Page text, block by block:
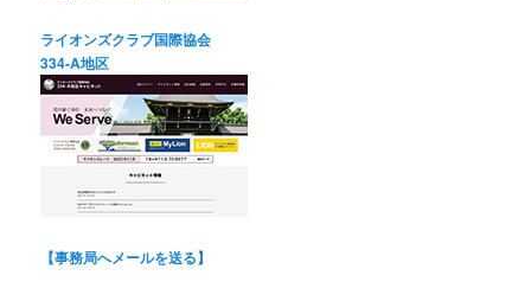
ライオンズクラブ国際協会
334-A地区
【事務局へメールを送る】